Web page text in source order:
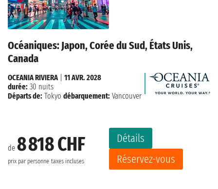
Océaniques: Japon, Corée du Sud, États Unis,
Canada
de 8 818 CHF
prix par personne taxes incluses
Détails
Réservez-vous
OCEANIA RIVIERA| 11 AVR. 2028
durée: 30 nuits
Départs de: Tokyo débarquement: Vancouver